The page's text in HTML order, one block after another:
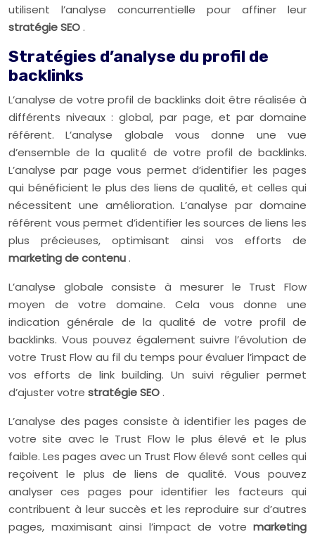
utilisent l’analyse concurrentielle pour affiner leur
stratégie SEO.
Stratégies d’analyse du profil de
backlinks
L’analyse de votre profil de backlinks doit être réalisée à
différents niveaux : global, par page, et par domaine
référent. L’analyse globale vous donne une vue
d’ensemble de la qualité de votre profil de backlinks.
L’analyse par page vous permet d’identifier les pages
qui bénéficient le plus des liens de qualité, et celles qui
nécessitent une amélioration. L’analyse par domaine
référent vous permet d’identifier les sources de liens les
plus précieuses, optimisant ainsi vos efforts de
marketing de contenu.
L’analyse globale consiste à mesurer le Trust Flow
moyen de votre domaine. Cela vous donne une
indication générale de la qualité de votre profil de
backlinks. Vous pouvez également suivre l’évolution de
votre Trust Flow au fil du temps pour évaluer l’impact de
vos efforts de link building. Un suivi régulier permet
d’ajuster votre stratégie SEO.
L’analyse des pages consiste à identifier les pages de
votre site avec le Trust Flow le plus élevé et le plus
faible. Les pages avec un Trust Flow élevé sont celles qui
reçoivent le plus de liens de qualité. Vous pouvez
analyser ces pages pour identifier les facteurs qui
contribuent à leur succès et les reproduire sur d’autres
pages, maximisant ainsi l’impact de votre marketing